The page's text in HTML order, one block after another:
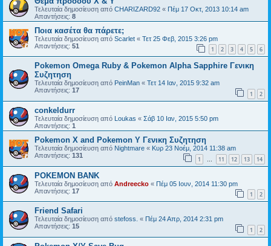
Τελευταία δημοσίευση από CHARIZARD92 « Πέμ 17 Οκτ, 2013 10:14 am
Απαντήσεις: 8
Ποια κασέτα θα πάρετε;
Τελευταία δημοσίευση από Scarlet « Τετ 25 Φεβ, 2015 3:26 pm
Απαντήσεις: 51 1 2 3 4 5 6
Pokemon Omega Ruby & Pokemon Alpha Sapphire Γενικη
Συζητηση
Τελευταία δημοσίευση από PeinMan « Τετ 14 Ιαν, 2015 9:32 am
Απαντήσεις: 17 1 2
conkeldurr
Τελευταία δημοσίευση από Loukas « Σάβ 10 Ιαν, 2015 5:50 pm
Απαντήσεις: 1
Pokemon X and Pokemon Y Γενικη Συζητηση
Τελευταία δημοσίευση από Nightmare « Κυρ 23 Νοέμ, 2014 11:38 am
Απαντήσεις: 131 1 … 11 12 13 14
POKEMON BANK
Τελευταία δημοσίευση από Andreecko « Πέμ 05 Ιουν, 2014 11:30 pm
Απαντήσεις: 17 1 2
Friend Safari
Τελευταία δημοσίευση από stefoss. « Πέμ 24 Απρ, 2014 2:31 pm
Απαντήσεις: 15 1 2